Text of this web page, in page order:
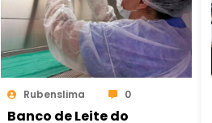
Rubenslima 0
Banco de Leite do